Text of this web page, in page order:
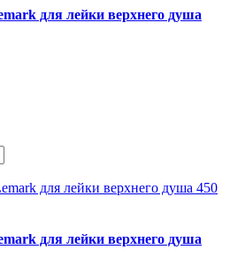
для лейки верхнего душа
для лейки верхнего душа